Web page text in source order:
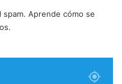
spam. Aprende cómo se